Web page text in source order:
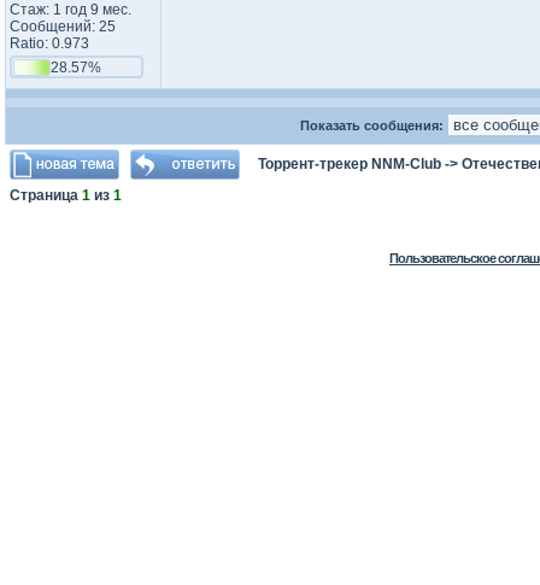
Стаж: 1 год 9 мес.
Сообщений: 25
Ratio: 0.973
28.57%
Показать сообщения:
Торрент-трекер NNM-Club ->
Страница 1 из 1
Пользовательское